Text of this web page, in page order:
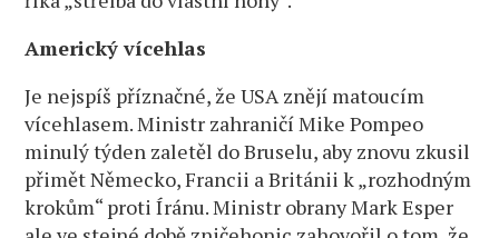
Americký vícehlas
Je nejspíš příznačné, že USA znějí matoucím
vícehlasem. Ministr zahraničí Mike Pompeo
minulý týden zaletěl do Bruselu, aby znovu zkusil
přimět Německo, Francii a Británii k „rozhodným
krokům“ proti Íránu. Ministr obrany Mark Esper